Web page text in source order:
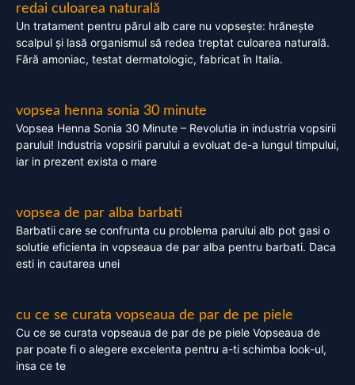
redai culoarea naturală
Un tratament pentru părul alb care nu vopsește: hrănește
scalpul și lasă organismul să redea treptat culoarea naturală.
Fără amoniac, testat dermatologic, fabricat în Italia.
vopsea henna sonia 30 minute
Vopsea Henna Sonia 30 Minute – Revolutia in industria vopsirii
parului! Industria vopsirii parului a evoluat de-a lungul timpului,
iar in prezent exista o mare
vopsea de par alba barbati
Barbatii care se confrunta cu problema parului alb pot gasi o
solutie eficienta in vopseaua de par alba pentru barbati. Daca
esti in cautarea unei
cu ce se curata vopseaua de par de pe piele
Cu ce se curata vopseaua de par de pe piele Vopseaua de
par poate fi o alegere excelenta pentru a-ti schimba look-ul,
insa ce te